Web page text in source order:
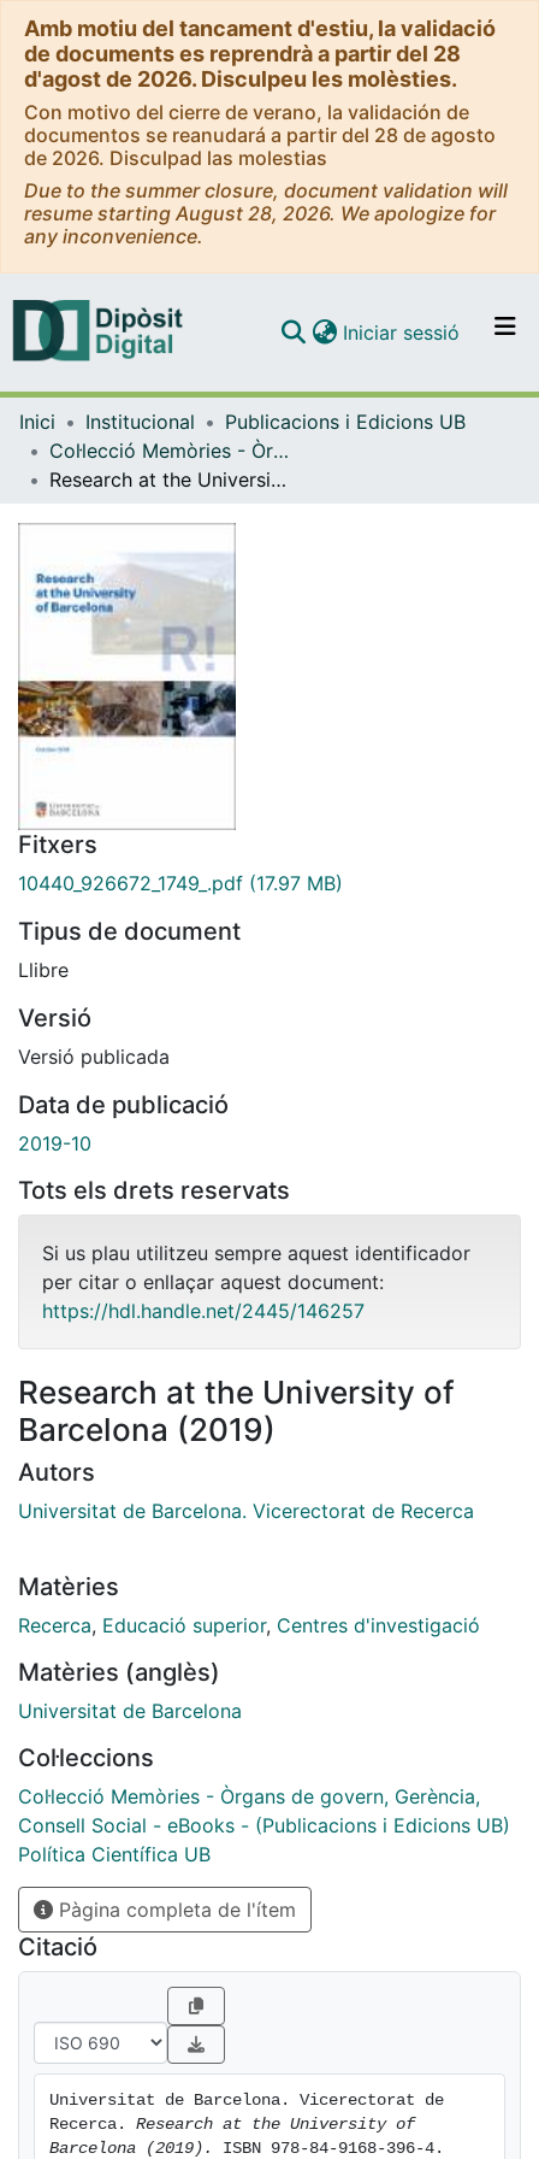
Amb motiu del tancament d'estiu, la validació
de documents es reprendrà a partir del 28
d'agost de 2026. Disculpeu les molèsties.
Con motivo del cierre de verano, la validación de
documentos se reanudará a partir del 28 de agosto
de 2026. Disculpad las molestias
Due to the summer closure, document validation will
resume starting August 28, 2026. We apologize for
any inconvenience.
Navega per tot el DD
Com publicar
Iniciar sessió (current)
Inici Institucional
Publicacions i Edicions UB
Col·lecció Memòries - Òrgans de govern, Gerència, Consell Social - eBooks - (Publicacions i Edicions UB)
Research at the University of Barcelona (2019)
Fitxers
10440_926672_1749_.pdf (17.97 MB)
Tipus de document
Llibre
Versió
Versió publicada
Data de publicació
2019-10
Tots els drets reservats
Si us plau utilitzeu sempre aquest identificador
per citar o enllaçar aquest document:
https://hdl.handle.net/2445/146257
Research at the University of
Barcelona (2019)
Autors
Universitat de Barcelona. Vicerectorat de Recerca
Matèries
Recerca, Educació superior, Centres d'investigació
Matèries (anglès)
Universitat de Barcelona
Col·leccions
Col·lecció Memòries - Òrgans de govern, Gerència,
Consell Social - eBooks - (Publicacions i Edicions UB)
Política Científica UB
Pàgina completa de l'ítem
Citació
Universitat de Barcelona. Vicerectorat de
Recerca. Research at the University of
Barcelona (2019).
ISBN 978-84-9168-396-4.